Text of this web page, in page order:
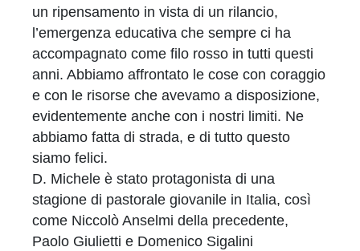
un ripensamento in vista di un rilancio,
l’emergenza educativa che sempre ci ha
accompagnato come filo rosso in tutti questi
anni. Abbiamo affrontato le cose con coraggio
e con le risorse che avevamo a disposizione,
evidentemente anche con i nostri limiti. Ne
abbiamo fatta di strada, e di tutto questo
siamo felici.
D. Michele è stato protagonista di una
stagione di pastorale giovanile in Italia, così
come Niccolò Anselmi della precedente,
Paolo Giulietti e Domenico Sigalini